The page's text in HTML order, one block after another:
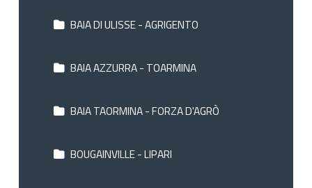
BAIA DI ULISSE - AGRIGENTO
BAIA AZZURRA - TOARMINA
BAIA TAORMINA - FORZA D'AGRÒ
BOUGAINVILLE - LIPARI